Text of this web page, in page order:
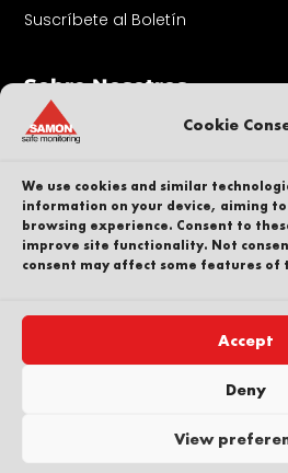
Cookie
We use cookies and similar
information on your device, aiming
browsing experience. Consent to
improve site functionality. Not
consent may affect some features of
Accept
Deny
View
Suscríbete al Boletín
Sobre Nosotros
Ponte en contacto con
Nuestra gente
Sostenibilidad
Denunciante
Política de privacidad